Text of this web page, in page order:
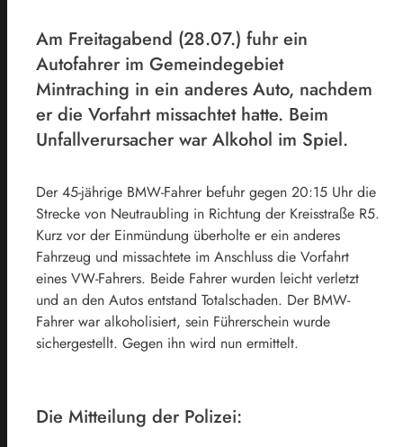
Am Freitagabend (28.07.) fuhr ein
Autofahrer im Gemeindegebiet
Mintraching in ein anderes Auto, nachdem
er die Vorfahrt missachtet hatte. Beim
Unfallverursacher war Alkohol im Spiel.
Der 45-jährige BMW-Fahrer befuhr gegen 20:15 Uhr die
Strecke von Neutraubling in Richtung der Kreisstraße R5.
Kurz vor der Einmündung überholte er ein anderes
Fahrzeug und missachtete im Anschluss die Vorfahrt
eines VW-Fahrers. Beide Fahrer wurden leicht verletzt
und an den Autos entstand Totalschaden. Der BMW-
Fahrer war alkoholisiert, sein Führerschein wurde
sichergestellt. Gegen ihn wird nun ermittelt.
Die Mitteilung der Polizei: